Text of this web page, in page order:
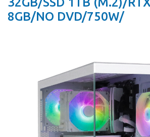
8GB/NO DVD/750W/